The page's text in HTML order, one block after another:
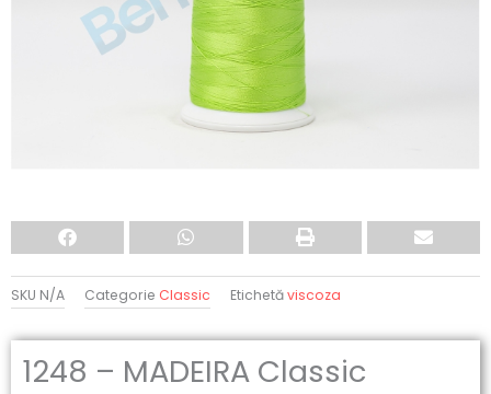
SKU N/A Categorie Classic Etichetăviscoza
1248 – MADEIRA Classic